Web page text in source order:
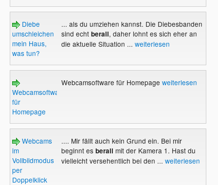
Diebe
umschleichen
mein Haus,
was tun?
... als du umziehen kannst. Die Diebesbanden
sind echt berall, daher lohnt es sich eher an
die aktuelle Situation ... weiterlesen
Webcamsoftware
für
Homepage
Webcamsoftware für Homepage weiterlesen
Webcams
im
Vollbildmodus
per
Doppelklick
.... Mir fällt auch kein Grund ein. Bei mir
beginnt es berall mit der Kamera 1. Hast du
vielleicht versehentlich bei den ... weiterlesen